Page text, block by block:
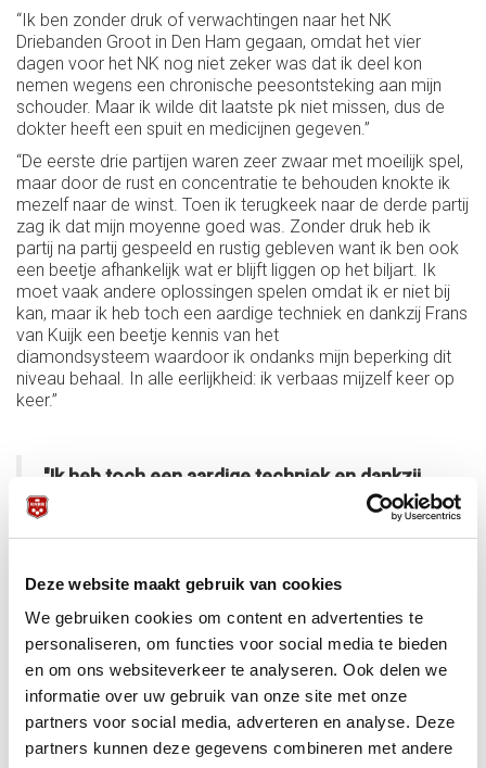
Deze website maakt gebruik van cookies
We gebruiken cookies om content en advertenties te
personaliseren, om functies voor social media te bieden
en om ons websiteverkeer te analyseren. Ook delen we
informatie over uw gebruik van onze site met onze
partners voor social media, adverteren en analyse. Deze
partners kunnen deze gegevens combineren met andere
“Ik ben zonder druk of verwachtingen naar het NK
Driebanden Groot in Den Ham gegaan, omdat het vier
dagen voor het NK nog niet zeker was dat ik deel kon
nemen wegens een chronische peesontsteking aan mijn
schouder. Maar ik wilde dit laatste pk niet missen, dus de
dokter heeft een spuit en medicijnen gegeven.”
“De eerste drie partijen waren zeer zwaar met moeilijk spel,
maar door de rust en concentratie te behouden knokte ik
mezelf naar de winst. Toen ik terugkeek naar de derde partij
zag ik dat mijn moyenne goed was. Zonder druk heb ik
partij na partij gespeeld en rustig gebleven want ik ben ook
een beetje afhankelijk wat er blijft liggen op het biljart. Ik
moet vaak andere oplossingen spelen omdat ik er niet bij
kan, maar ik heb toch een aardige techniek en dankzij Frans
van Kuijk een beetje kennis van het
diamondsysteem waardoor ik ondanks mijn beperking dit
niveau behaal. In alle eerlijkheid: ik verbaas mijzelf keer op
keer.”
"Ik heb toch een aardige techniek en dankzij
Frans van Kuijk een beetje kennis van het
diamondsysteem waardoor ik ondanks mijn
beperking dit niveau behaal. In alle eerlijkheid:
Je speelde als rolstoelbiljarter in een event met allemaal
biljarters zonder handicap. Hoe is dit voor jou? En hoe
reageren je medespelers gewoonlijk?
Ik als rolstoelbiljarter sta [zit] er eigenlijk niet bij stil dat ik
tegen staande biljarters speel, ik ben niet anders gewend in